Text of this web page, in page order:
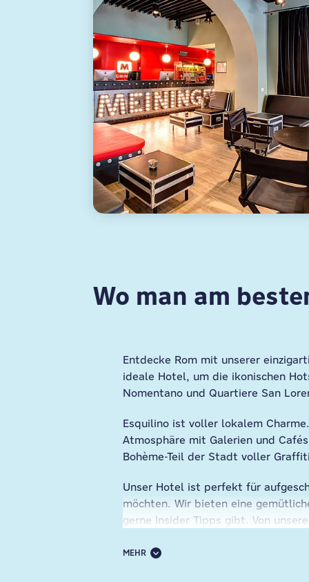
Wo man am
Entdecke Rom mit unserer
ideale Hotel, um die ikonischen
Nomentano und Quartiere San
Esquilino ist voller lokalem
Atmosphäre mit Galerien und
Bohème-Teil der Stadt voller
Unser Hotel ist perfekt für
möchten. Wir bieten eine
gerne Insider Tipps gibt. Von
traditionelle Pastagerichte und
MEHR